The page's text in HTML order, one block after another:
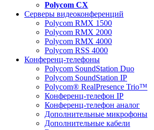
Polycom CX
Серверы видеоконференций
Polycom RMX 1500
Polycom RMX 2000
Polycom RMX 4000
Polycom RSS 4000
Конференц-телефоны
Polycom SoundStation Duo
Polycom SoundStation IP
Polycom® RealPresence Trio™
Конференц-телефон IP
Конференц-телефон аналог
Дополнительные микрофоны
Дополнительные кабели